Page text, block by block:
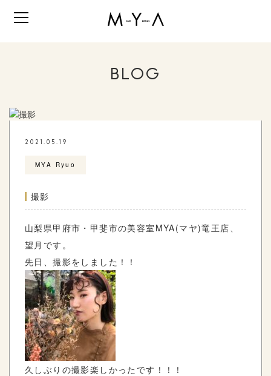
BLOG
2021.05.19
MYA Ryuo
撮影
山梨県甲府市・甲斐市の美容室 MYA(マヤ)竜王店、
望月です。
先日、撮影をしました！！
久しぶりの撮影楽しかったです！！！